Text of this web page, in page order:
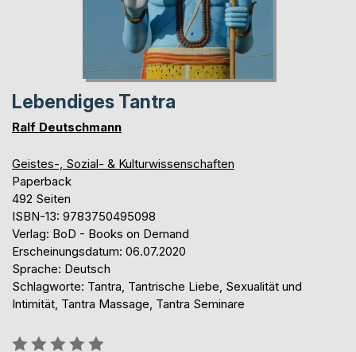
Lebendiges Tantra
Ralf Deutschmann
Geistes-, Sozial- & Kulturwissenschaften
Paperback
492 Seiten
ISBN-13: 9783750495098
Verlag: BoD - Books on Demand
Erscheinungsdatum: 06.07.2020
Sprache: Deutsch
Schlagworte: Tantra, Tantrische Liebe, Sexualität und
Intimität, Tantra Massage, Tantra Seminare
Bewertung::